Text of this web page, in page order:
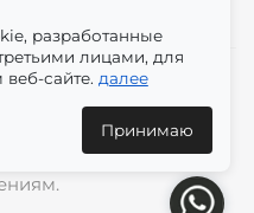
в эстетике plus size.
и международным
разработанные
лицами, для
сайте. далее
Принимаю